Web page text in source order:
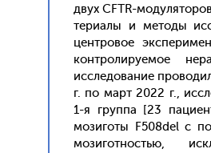
двух CFTR-
тери­алы и ме­тоды
цен­тро­вое
кон­тро­лиру­емое
ис­сле­дова­ние
г. по март 2022 г.,
1-я груп­па [23
мози­готы F508del с
мози­гот­ностью,